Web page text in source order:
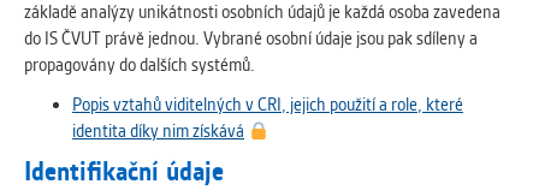
základě analýzy unikátnosti osobních údajů je každá osoba zavedena
do IS ČVUT právě jednou. Vybrané osobní údaje jsou pak sdíleny a
propagovány do dalších systémů.
Popis vztahů viditelných v CRI, jejich použití a role, které
identita díky nim získává
Identifikační údaje